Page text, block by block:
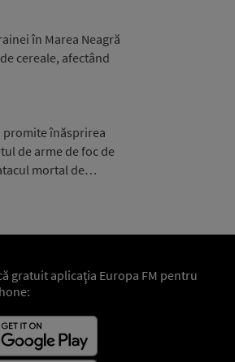
în Marea Neagră
cereale, afectând
înăsprirea
de arme de foc de
mortal de…
gratuit aplicaţia Europa FM pentru